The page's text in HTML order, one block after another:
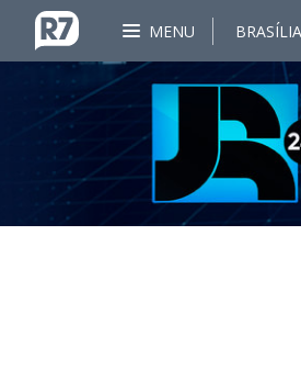
MENU BRASÍLIA